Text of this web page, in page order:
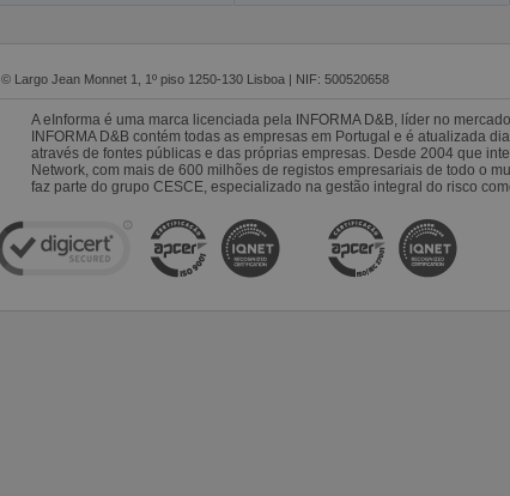
© Largo Jean Monnet 1, 1º piso 1250-130 Lisboa | NIF: 500520658
A eInforma é uma marca licenciada pela INFORMA D&B, líder no
INFORMA D&B contém todas as empresas em Portugal e é atualizada
através de fontes públicas e das próprias empresas. Desde 2004 que
Network, com mais de 600 milhões de registos empresariais de todo o
faz parte do grupo CESCE, especializado na gestão integral do risco